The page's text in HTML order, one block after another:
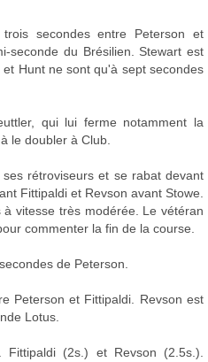
secondes entre Peterson et
seconde du Brésilien. Stewart est
Hunt ne sont qu'à sept secondes
qui lui ferme notamment la
le doubler à Club.
rétroviseurs et se rabat devant
Fittipaldi et Revson avant Stowe.
vitesse très modérée. Le vétéran
commenter la fin de la course.
de Peterson.
Peterson et Fittipaldi. Revson est
Lotus.
(2s.) et Revson (2.5s.).